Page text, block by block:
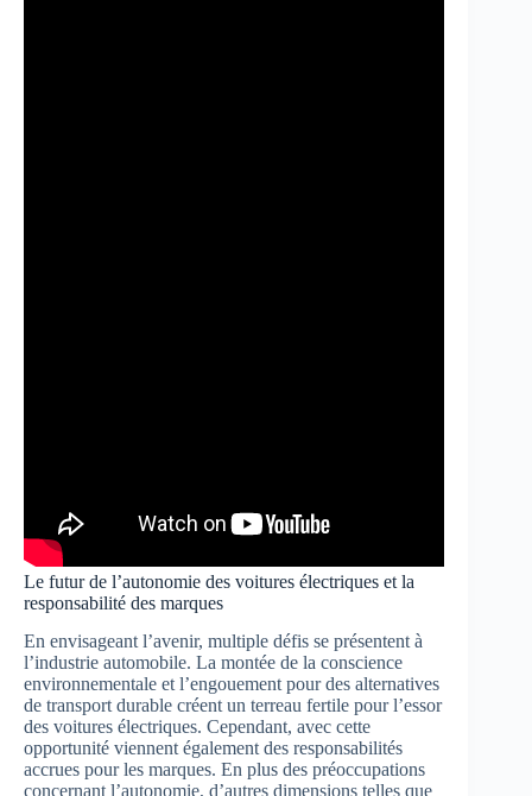
Le futur de l’autonomie des voitures électriques et la
responsabilité des marques
En envisageant l’avenir, multiple défis se présentent à
l’industrie automobile. La montée de la conscience
environnementale et l’engouement pour des alternatives
de transport durable créent un terreau fertile pour l’essor
des voitures électriques. Cependant, avec cette
opportunité viennent également des responsabilités
accrues pour les marques. En plus des préoccupations
concernant l’autonomie, d’autres dimensions telles que